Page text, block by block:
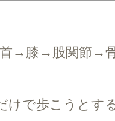
首→膝→股関節→
けで歩こうとす